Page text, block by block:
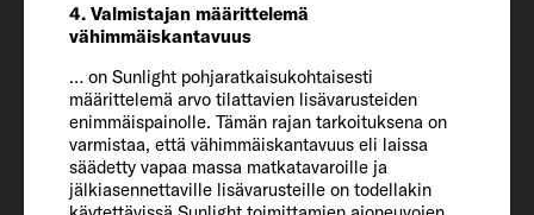
4. Valmistajan määrittelemä
vähimmäiskantavuus
… on Sunlight pohjaratkaisukohtaisesti
määrittelemä arvo tilattavien lisävarusteiden
enimmäispainolle. Tämän rajan tarkoituksena on
varmistaa, että vähimmäiskantavuus eli laissa
säädetty vapaa massa matkatavaroille ja
jälkiasennettaville lisävarusteille on todellakin
Massa ajokunnossa (kg)*
3028 (2877 tai 3179)*
Valmistajan määrittelemä lisävarusteiden
suurin mahdollinen yhteispaino (kg)*